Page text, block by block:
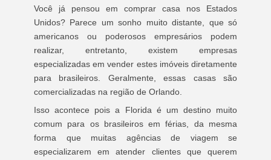
Você já pensou em comprar casa nos Estados
Unidos? Parece um sonho muito distante, que só
americanos ou poderosos empresários podem
realizar, entretanto, existem empresas
especializadas em vender estes imóveis diretamente
para brasileiros. Geralmente, essas casas são
comercializadas na região de Orlando.
Isso acontece pois a Florida é um destino muito
comum para os brasileiros em férias, da mesma
forma que muitas agências de viagem se
especializarem em atender clientes que querem